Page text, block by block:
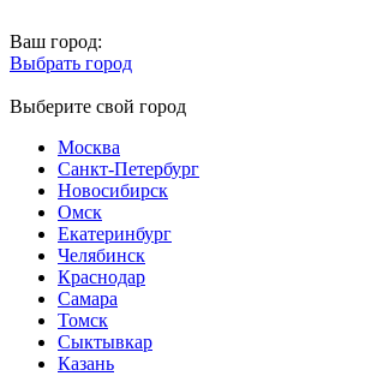
Ваш город:
Выбрать город
Выберите свой город
Москва
Санкт-Петербург
Новосибирск
Омск
Екатеринбург
Челябинск
Краснодар
Самара
Томск
Сыктывкар
Казань